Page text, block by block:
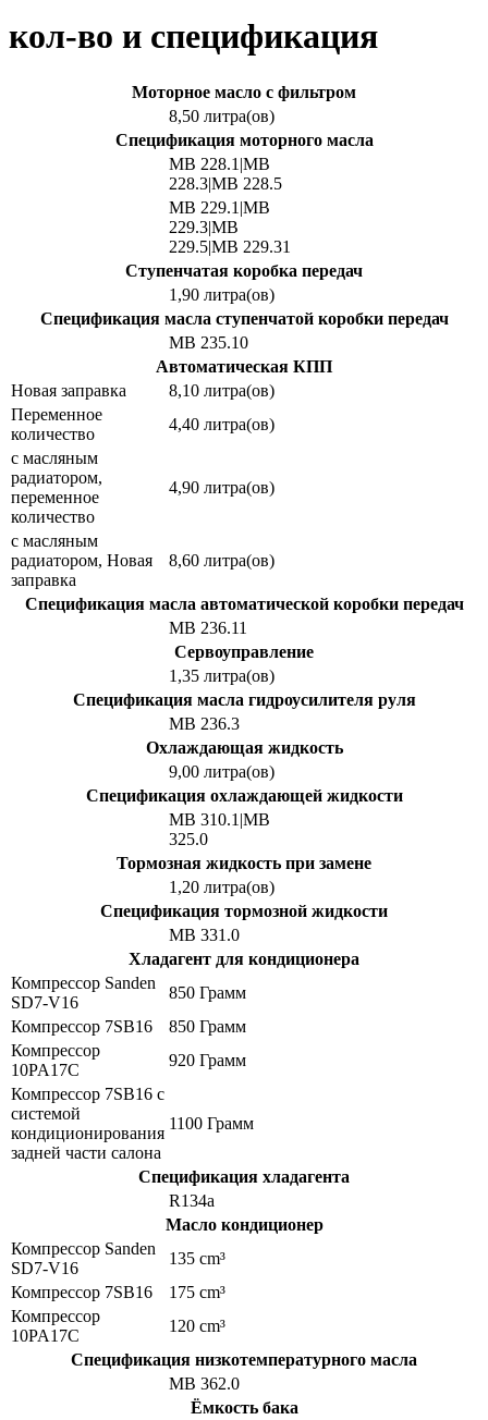
кол-во и спецификация
Моторное масло с фильтром
8,50 литра(ов)
Спецификация моторного масла
MB 228.1|MB
228.3|MB 228.5
MB 229.1|MB
229.3|MB
229.5|MB 229.31
Ступенчатая коробка передач
1,90 литра(ов)
Спецификация масла ступенчатой коробки передач
MB 235.10
Автоматическая КПП
Новая заправка
8,10 литра(ов)
Переменное
количество
4,40 литра(ов)
с масляным
радиатором,
переменное
количество
4,90 литра(ов)
с масляным
радиатором, Новая
заправка
8,60 литра(ов)
Спецификация масла автоматической коробки передач
MB 236.11
Сервоуправление
1,35 литра(ов)
Спецификация масла гидроусилителя руля
MB 236.3
Охлаждающая жидкость
9,00 литра(ов)
Спецификация охлаждающей жидкости
MB 310.1|MB
325.0
Тормозная жидкость при замене
1,20 литра(ов)
Спецификация тормозной жидкости
MB 331.0
Хладагент для кондиционера
Компрессор Sanden
SD7-V16
850 Грамм
Компрессор 7SB16
850 Грамм
Компрессор
10PA17C
920 Грамм
Компрессор 7SB16 с
системой
кондиционирования
задней части салона
1100 Грамм
Спецификация хладагента
R134a
Масло кондиционер
Компрессор Sanden
SD7-V16
135 cm³
Компрессор 7SB16
175 cm³
Компрессор
10PA17C
120 cm³
Спецификация низкотемпературного масла
MB 362.0
Ёмкость бака